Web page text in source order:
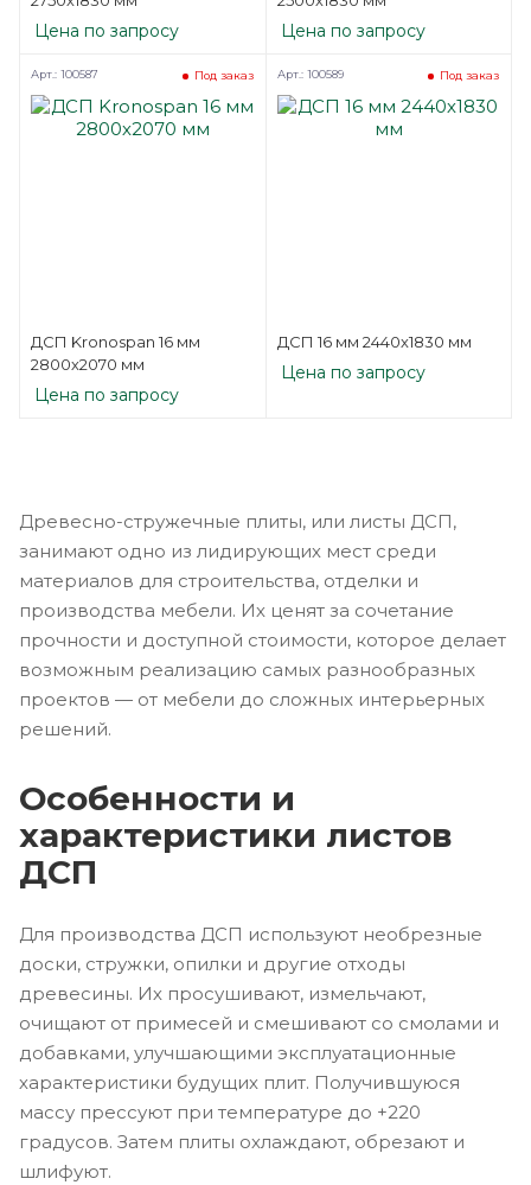
Цена по запросу Цена по запросу
ДСП Kronospan 16 мм
2800х2070 мм
Под заказ
Арт.: 100587
Цена по запросу
ДСП 16 мм 2440х1830 мм
Под заказ
Арт.: 100589
Цена по запросу
Древесно-стружечные плиты, или листы ДСП,
занимают одно из лидирующих мест среди
материалов для строительства, отделки и
производства мебели. Их ценят за сочетание
прочности и доступной стоимости, которое делает
возможным реализацию самых разнообразных
проектов — от мебели до сложных интерьерных
решений.
Особенности и
характеристики листов
ДСП
Для производства ДСП используют необрезные
доски, стружки, опилки и другие отходы
древесины. Их просушивают, измельчают,
очищают от примесей и смешивают со смолами и
добавками, улучшающими эксплуатационные
характеристики будущих плит. Получившуюся
массу прессуют при температуре до +220
градусов. Затем плиты охлаждают, обрезают и
шлифуют.